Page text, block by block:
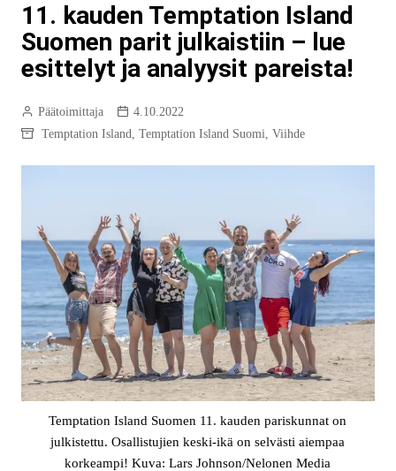
11. kauden Temptation Island
Suomen parit julkaistiin – lue
esittelyt ja analyysit pareista!
Päätoimittaja
4.10.2022
Temptation Island, Temptation Island Suomi, Viihde
Temptation Island Suomen 11. kauden pariskunnat on
julkistettu. Osallistujien keski-ikä on selvästi aiempaa
korkeampi! Kuva: Lars Johnson/Nelonen Media